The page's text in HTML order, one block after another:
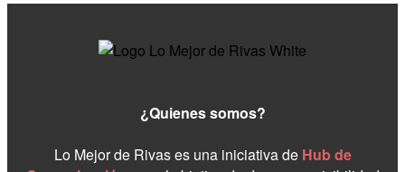
¿Quienes somos?
Lo Mejor de Rivas es una iniciativa de Hub de